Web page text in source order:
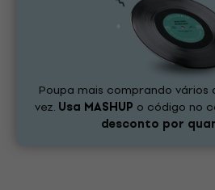
Poupa mais comprando vários
vez. Usa MASHUP o código no
desconto por